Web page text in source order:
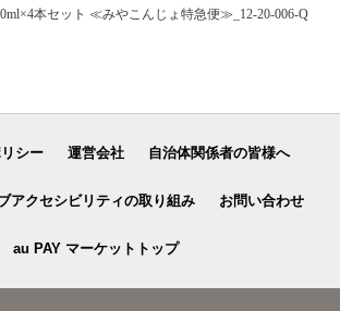
本セット ≪みやこんじょ特急便≫_12-20-006-Q
シー 運営会社 自治体関係者の皆様へ
アクセシビリティの取り組み お問い合わせ
au PAY マーケットトップ